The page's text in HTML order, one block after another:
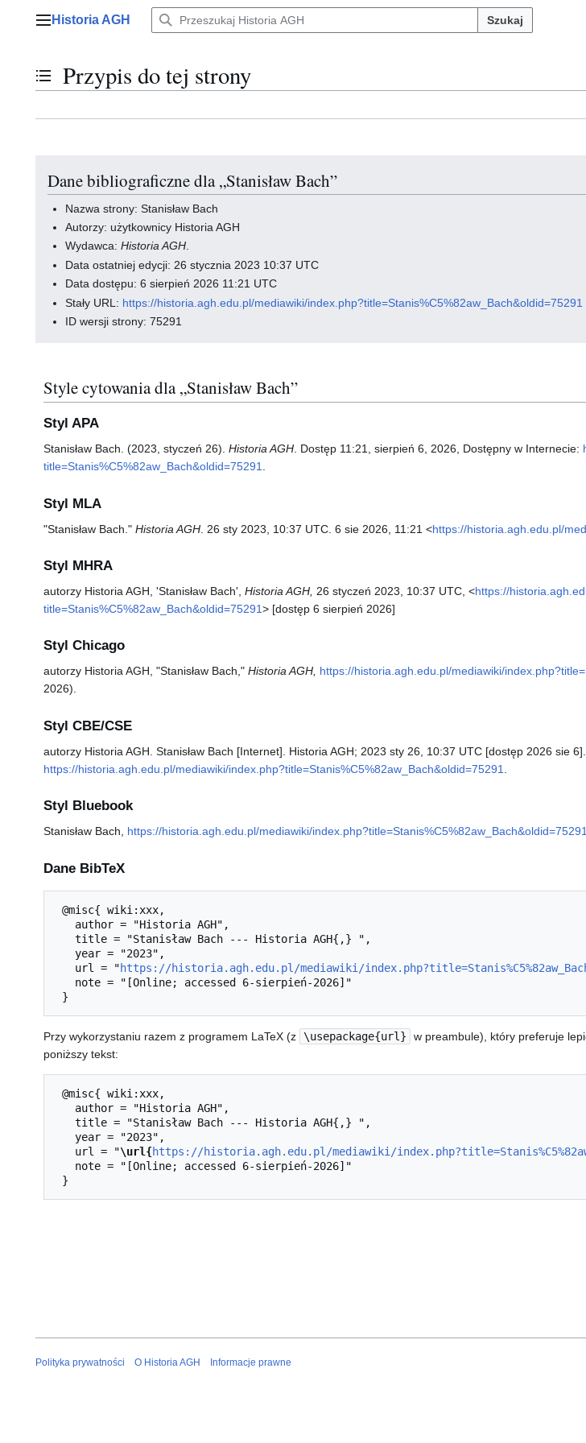
Menu główne
Historia AGH Szukaj
Przełącz stan spisu treści
Przypis do tej strony
Dane bibliograficzne dla „Stanisław Bach”
Nazwa strony: Stanisław Bach
Autorzy: użytkownicy Historia AGH
Wydawca:Historia AGH.
Data ostatniej edycji: 26 stycznia 2023 10:37 UTC
Data dostępu: 6 sierpień 2026 11:21 UTC
Stały URL: https://historia.agh.edu.pl/mediawiki/index.php?title=Stanis%C5%82aw_Bach&oldid=75291
ID wersji strony: 75291
Style cytowania dla „Stanisław Bach”
Styl APA
Stanisław Bach. (2023, styczeń 26). Historia AGH. Dostęp 11:21, sierpień 6, 2026, Dostępny w Internecie:
title=Stanis%C5%82aw_Bach&oldid=75291.
Styl MLA
"Stanisław Bach." Historia AGH . 26 sty 2023, 10:37 UTC. 6 sie 2026, 11:21 <https://historia.agh.edu.pl/
Styl MHRA
autorzy Historia AGH, 'Stanisław Bach', Historia AGH, 26 styczeń 2023, 10:37 UTC, <https://
title=Stanis%C5%82aw_Bach&oldid=75291> [dostęp 6 sierpień 2026]
Styl Chicago
autorzy Historia AGH, "Stanisław Bach," Historia AGH, https://historia.agh.edu.pl/mediawiki/
2026).
Styl CBE/CSE
autorzy Historia AGH. Stanisław Bach [Internet]. Historia AGH; 2023 sty 26, 10:37 UTC [dostęp 2026 sie
https://historia.agh.edu.pl/mediawiki/index.php?title=Stanis%C5%82aw_Bach&oldid=75291
Styl Bluebook
Stanisław Bach, https://historia.agh.edu.pl/mediawiki/index.php?title=Stanis%C5%82aw_Bach&oldid=75291
Dane BibTeX
   url = "
https://historia.agh.edu.pl/mediawiki/
Przy wykorzystaniu razem z programem LaTeX (z \usepackage{url}
w preambule), który preferuje
poniższy tekst:
   url = "
\url{https://historia.agh.edu.pl/mediawiki/
Polityka prywatności O Historia AGH Informacje prawne